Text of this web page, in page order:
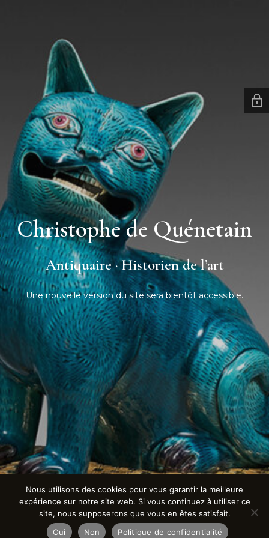
Christophe de Quénetain
Antiquaire · Historien de l’art
Une nouvelle version du site sera bientôt accessible.
Nous utilisons des cookies pour vous garantir la meilleure
expérience sur notre site web. Si vous continuez à utiliser ce
site, nous supposerons que vous en êtes satisfait.
Oui
Non Politique de confidentialité